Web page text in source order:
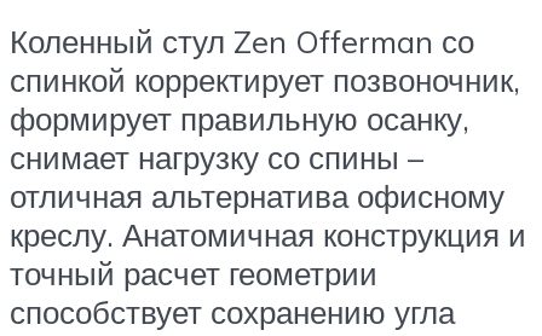
Коленный стул Zen Offerman со
спинкой корректирует позвоночник,
формирует правильную осанку,
снимает нагрузку со спины –
отличная альтернатива офисному
креслу. Анатомичная конструкция и
точный расчет геометрии
способствует сохранению угла